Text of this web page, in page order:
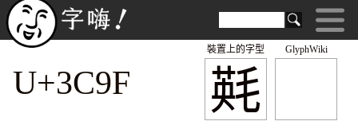
GlyphWiki
㲟
裝置上的字型
U+3C9F